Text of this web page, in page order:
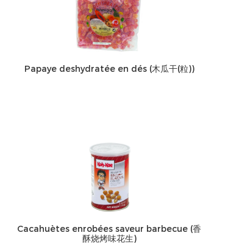
Papaye deshydratée en dés (木瓜干(粒))
Cacahuètes enrobées saveur barbecue (香
酥烧烤味花生)